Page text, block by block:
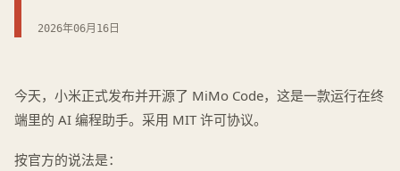
2026年06月16日
今天，小米正式发布并开源了 MiMo Code，这是一款运行在终
端里的 AI 编程助手。采用 MIT 许可协议。
按官方的说法是：